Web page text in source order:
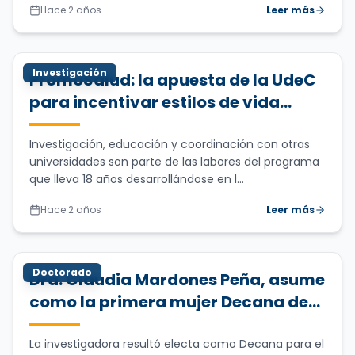
Hace 2 años Leer más
Investigación
PromoSalud: la apuesta de la UdeC
para incentivar estilos de vida
saludable en la comunidad
universitaria
Investigación, educación y coordinación con otras
universidades son parte de las labores del programa
que lleva 18 años desarrollándose en l...
Hace 2 años Leer más
Doctorado
Dra. Claudia Mardones Peña, asume
como la primera mujer Decana de
la Facultad de Farmacia UdeC
después de 104 años de historia:
La investigadora resultó electa como Decana para el